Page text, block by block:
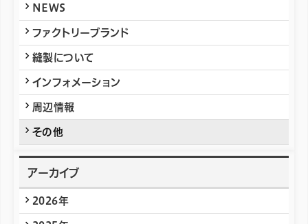
NEWS
ファクトリーブランド
縫製について
インフォメーション
周辺情報
その他
アーカイブ
2026年